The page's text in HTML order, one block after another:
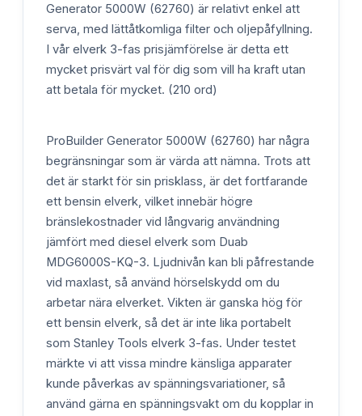
Generator 5000W (62760) är relativt enkel att
serva, med lättåtkomliga filter och oljepåfyllning.
I vår elverk 3-fas prisjämförelse är detta ett
mycket prisvärt val för dig som vill ha kraft utan
att betala för mycket. (210 ord)
ProBuilder Generator 5000W (62760) har några
begränsningar som är värda att nämna. Trots att
det är starkt för sin prisklass, är det fortfarande
ett bensin elverk, vilket innebär högre
bränslekostnader vid långvarig användning
jämfört med diesel elverk som Duab
MDG6000S-KQ-3. Ljudnivån kan bli påfrestande
vid maxlast, så använd hörselskydd om du
arbetar nära elverket. Vikten är ganska hög för
ett bensin elverk, så det är inte lika portabelt
som Stanley Tools elverk 3-fas. Under testet
märkte vi att vissa mindre känsliga apparater
kunde påverkas av spänningsvariationer, så
använd gärna en spänningsvakt om du kopplar in